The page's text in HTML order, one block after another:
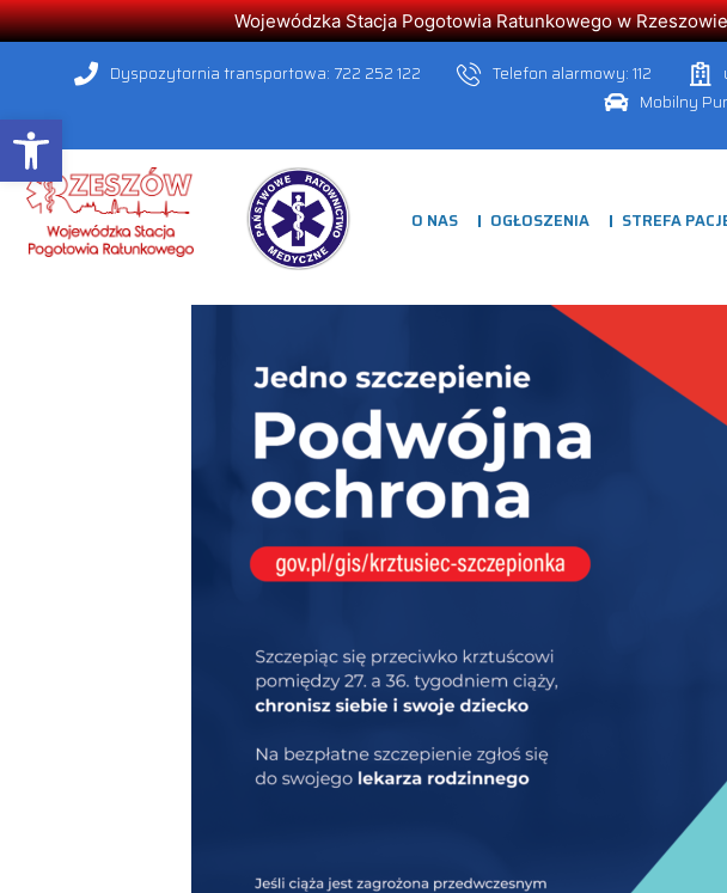
Open toolbar
Wojewódzka Stacja Pogotowia Ratunkowego w
Dyspozytornia transportowa: 722 252 122 Telefon alarmowy: 112
Mobilny
O NAS OGŁOSZENIA STREFA